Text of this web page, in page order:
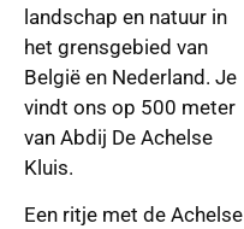
landschap en natuur in
het grensgebied van
België en Nederland. Je
vindt ons op 500 meter
van Abdij De Achelse
Kluis.
Een ritje met de Achelse